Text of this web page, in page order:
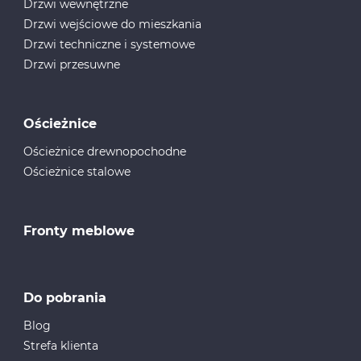
Drzwi wewnętrzne
Drzwi wejściowe do mieszkania
Drzwi techniczne i systemowe
Drzwi przesuwne
Ościeżnice
Ościeżnice drewnopochodne
Ościeżnice stalowe
Fronty meblowe
Do pobrania
Blog
Strefa klienta